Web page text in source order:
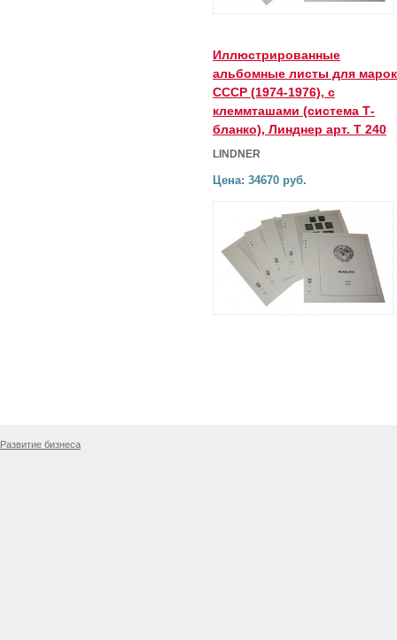
Иллюстрированные
альбомные листы для марок
СССР (1974-1976), с
клеммташами (система Т-
бланко), Линднер арт. Т 240
LINDNER
Цена: 34670 руб.
Развитие бизнеса